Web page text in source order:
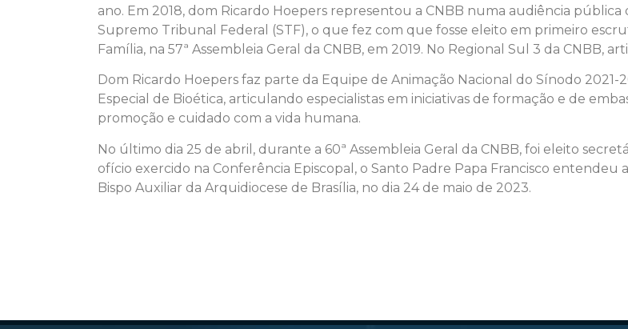
ano. Em 2018, dom Ricardo Hoepers representou a CNBB numa audiência
Supremo Tribunal Federal (STF), o que fez com que fosse eleito em primeiro
Família, na 57ª Assembleia Geral da CNBB, em 2019. No Regional Sul 3 da CNBB,
Dom Ricardo Hoepers faz parte da Equipe de Animação Nacional do Sínodo
Especial de Bioética, articulando especialistas em iniciativas de formação e de
promoção e cuidado com a vida humana.
No último dia 25 de abril, durante a 60ª Assembleia Geral da CNBB, foi eleito
ofício exercido na Conferência Episcopal, o Santo Padre Papa Francisco entendeu
Bispo Auxiliar da Arquidiocese de Brasília, no dia 24 de maio de 2023.